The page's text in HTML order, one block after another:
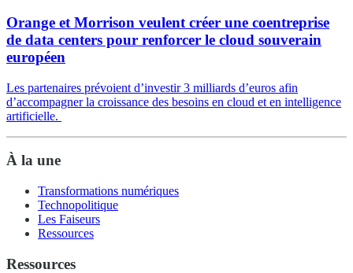
Orange et Morrison veulent créer une coentreprise
de data centers pour renforcer le cloud souverain
européen
Les partenaires prévoient d’investir 3 milliards d’euros afin
d’accompagner la croissance des besoins en cloud et en intelligence
artificielle.
À la une
Transformations numériques
Technopolitique
Les Faiseurs
Ressources
Ressources